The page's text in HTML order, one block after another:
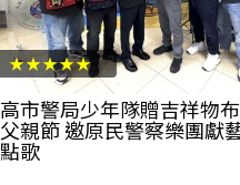
★★★★★
高市警局少年隊贈吉祥物
父親節 邀原民警察樂團獻
點歌